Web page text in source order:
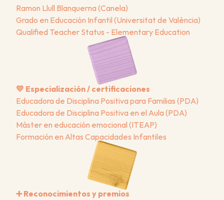
Ramon Llull Blanquerna (Canela)
Grado en Educación Infantil (Universitat de València)
Qualified Teacher Status - Elementary Education
💛 Especialización / certificaciones
Educadora de Disciplina Positiva para Familias (PDA)
Educadora de Disciplina Positiva en el Aula (PDA)
Máster en educación emocional (ITEAP)
Formación en Altas Capacidades Infantiles
➕ Reconocimientos y premios